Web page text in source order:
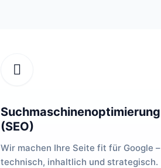
Suchmaschinenoptimierung
(SEO)
Wir machen Ihre Seite fit für Google –
technisch, inhaltlich und strategisch.